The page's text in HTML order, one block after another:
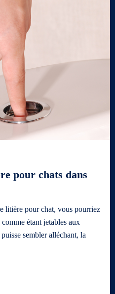
pour chats dans
litière pour chat, vous pourriez
étant jetables aux
sembler alléchant, la